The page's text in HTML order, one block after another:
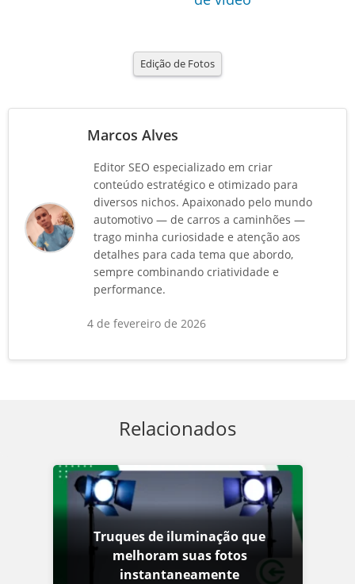
Edição de Fotos
Marcos Alves
Editor SEO especializado em criar
conteúdo estratégico e otimizado para
diversos nichos. Apaixonado pelo mundo
automotivo — de carros a caminhões —
trago minha curiosidade e atenção aos
detalhes para cada tema que abordo,
sempre combinando criatividade e
performance.
4 de fevereiro de 2026
Relacionados
Truques de iluminação que
melhoram suas fotos
instantaneamente